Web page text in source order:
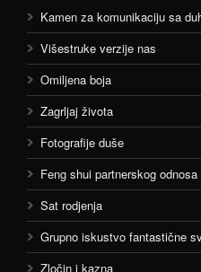
Kamen za komunikaciju sa
Višestruke verzije nas
Omiljena boja
Zagrljaj života
Fotografije duše
Feng shui partnerskog odnosa
Sat rodjenja
Grupno iskustvo fantastične
Zločin i kazna